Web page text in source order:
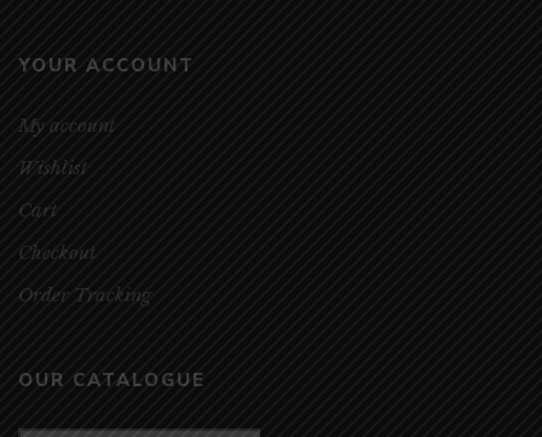
YOUR ACCOUNT
My account
Wishlist
Cart
Checkout
Order Tracking
OUR CATALOGUE